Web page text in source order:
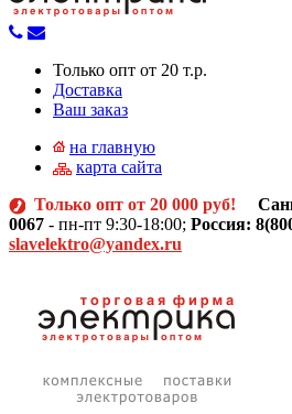
Только опт от 20 т.р.
Доставка
Ваш заказ
на главную
карта сайта
Только опт от 20 000 руб!
0067 - пн-пт 9:30-18:00; Россия:
slavelektro@yandex.ru